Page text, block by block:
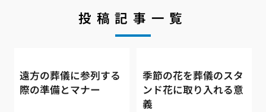
投稿記事一覧
遠方の葬儀に参列する
際の準備とマナー
季節の花を葬儀のスタ
ンド花に取り入れる意
義